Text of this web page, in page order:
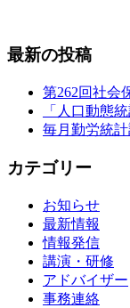
最新の投稿
第262回社会
「人口動態
毎月勤労統
カテゴリー
お知らせ
最新情報
情報発信
講演・研修
アドバイザー
事務連絡